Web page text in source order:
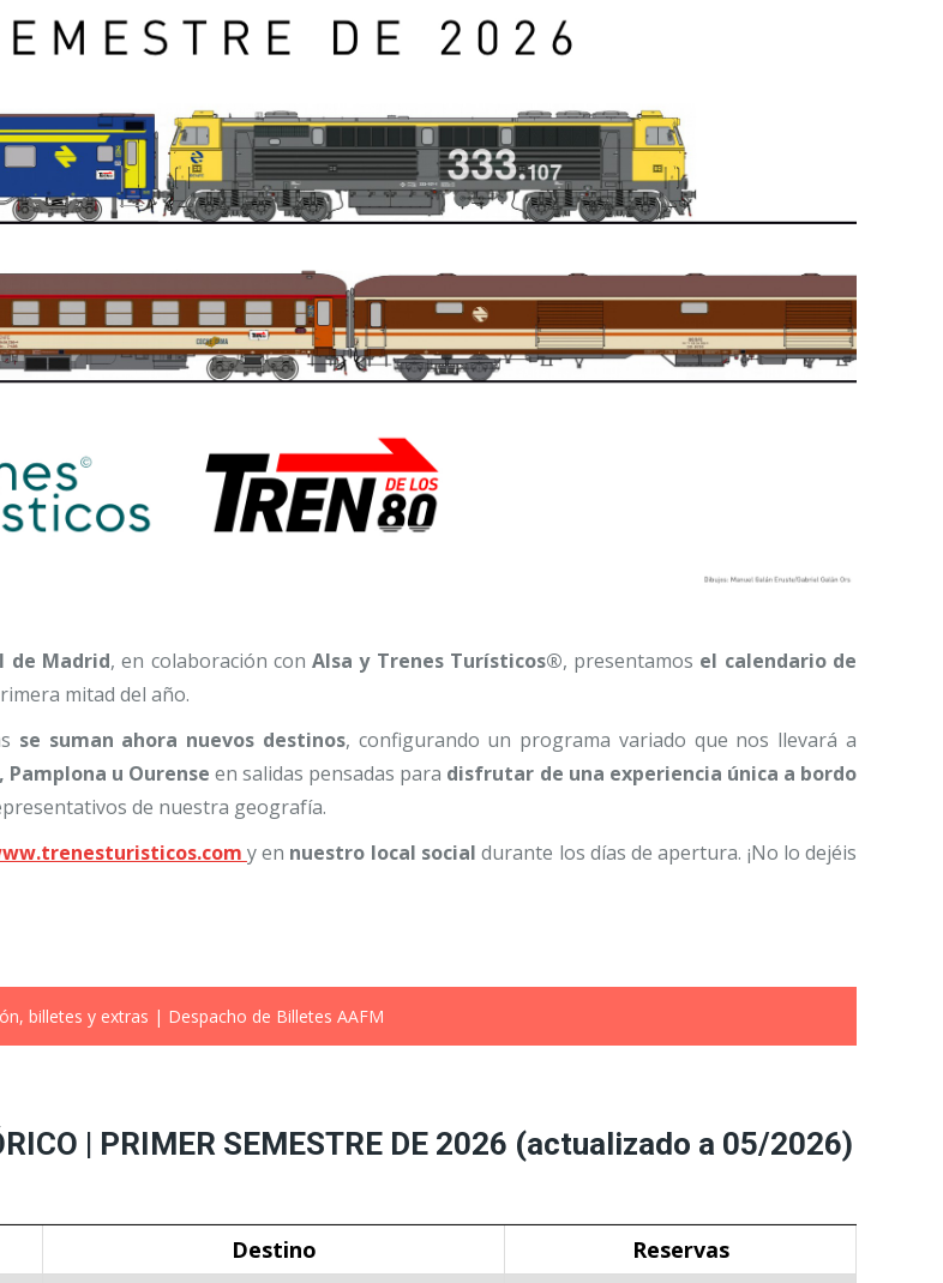
de Madrid, en colaboración conAlsa y Trenes Turísticos®, presentamos el calendario de
mitad del año.
se suman ahora nuevos destinos, configurando un programa variado que nos llevará a
Pamplona u Ourense en salidas pensadas para disfrutar de una experiencia única a bordo
de nuestra geografía.
y en nuestro local social durante los días de apertura. ¡No lo dejéis
billetes y extras | Despacho de Billetes AAFM
| PRIMER SEMESTRE DE 2026 (actualizado a 05/2026)
Destino Reservas